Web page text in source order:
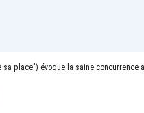
évoque la saine concurrence avec